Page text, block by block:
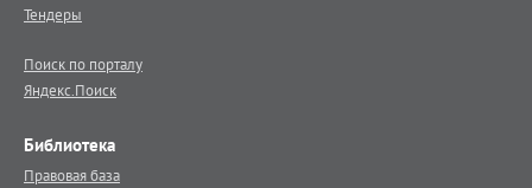
Тендеры
Поиск по порталу
Яндекс.Поиск
Библиотека
Правовая база